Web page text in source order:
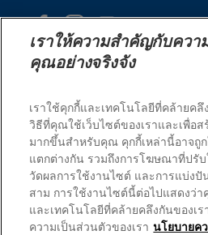
© 2025 Hill's Pet
สงวนลิขสิทธิ์ 100%.
ตามที่ใช้ในที่นี้ หมายถึงสถานะ
ในสหรัฐอเมริกาเท่านั้น สถาน
อาจแตกต่างกัน การใช้งานเว็
กำหนดของเรา
เราให้ความสำคัญกับควา
คุณอย่างจริงจัง
เราใช้คุกกี้และเทคโนโลยีที่คล้ายคลึ
วิธีที่คุณใช้เว็บไซต์ของเราและเพื่อ
มากขึ้นสำหรับคุณ คุกกี้เหล่านี้อาจถู
แตกต่างกัน รวมถึงการโฆษณาที่ปรั
วัดผลการใช้งานไซต์ และการแบ่ง
สาม การใช้งานไซต์นี้ต่อไปแสดงว่
และเทคโนโลยีที่คล้ายคลึงกันของเ
ความเป็นส่วนตัวของเรา นโยบายค